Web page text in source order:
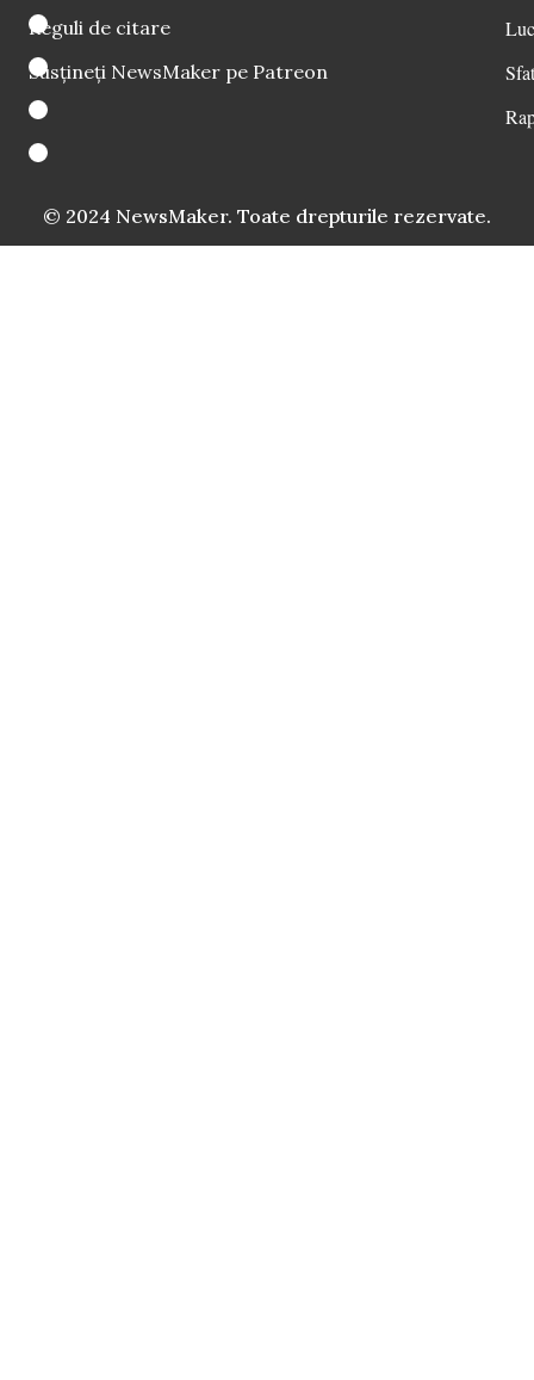
Reguli de citare
Susțineți NewsMaker pe Patreon
© 2024 NewsMaker. Toate drepturile rezervate.